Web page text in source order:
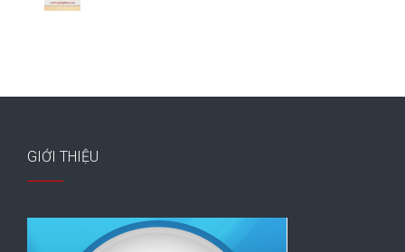
GIỚI THIỆU